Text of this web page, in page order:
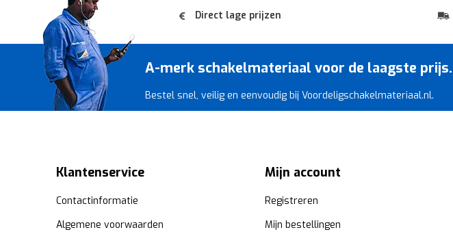
Direct lage prijzen
A-merk schakelmateriaal voor de laagste prijs.
Bestel snel, veilig en eenvoudig bij Voordeligschakelmateriaal.nl.
Klantenservice
Contactinformatie
Algemene voorwaarden
Mijn account
Registreren
Mijn bestellingen